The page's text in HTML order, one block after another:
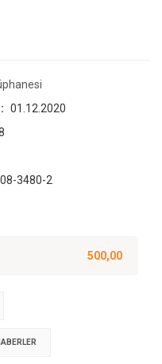
01.12.2020
3480-2
500,00